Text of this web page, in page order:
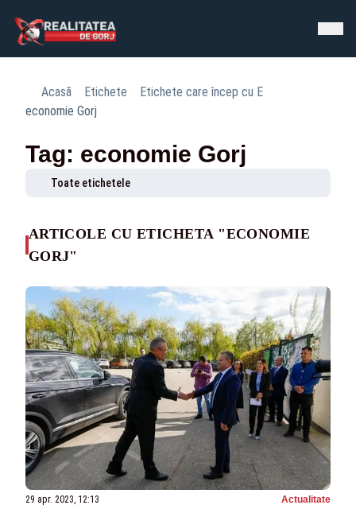
Acasă Etichete
Etichete care încep cu E
economie Gorj
Tag: economie Gorj
Toate etichetele
ARTICOLE CU ETICHETA "ECONOMIE
GORJ"
29 apr. 2023, 12:13 Actualitate